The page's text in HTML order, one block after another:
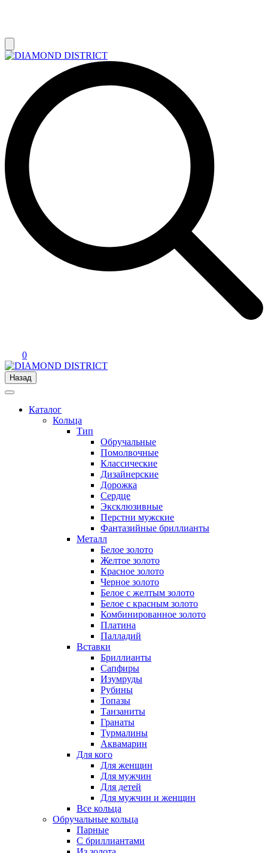
0
Назад
Каталог
Кольца
Тип
Обручальные
Помолвочные
Классические
Дизайнерские
Дорожка
Сердце
Эксклюзивные
Перстни мужские
Фантазийные бриллианты
Металл
Белое золото
Желтое золото
Красное золото
Черное золото
Белое с желтым золото
Белое с красным золото
Комбинированное золото
Платина
Палладий
Вставки
Бриллианты
Сапфиры
Изумруды
Рубины
Топазы
Танзаниты
Гранаты
Турмалины
Аквамарин
Для кого
Для женщин
Для мужчин
Для детей
Для мужчин и женщин
Все кольца
Обручальные кольца
Парные
С бриллиантами